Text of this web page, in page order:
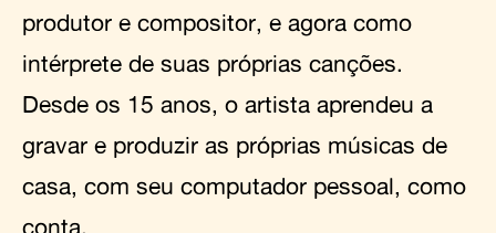
produtor e compositor, e agora como
intérprete de suas próprias canções.
Desde os 15 anos, o artista aprendeu a
gravar e produzir as próprias músicas de
casa, com seu computador pessoal, como
conta.